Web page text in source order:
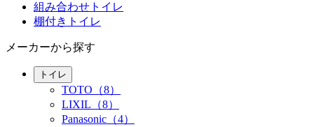
組み合わせトイレ
棚付きトイレ
メーカーから探す
トイレ
TOTO（8）
LIXIL（8）
Panasonic（4）